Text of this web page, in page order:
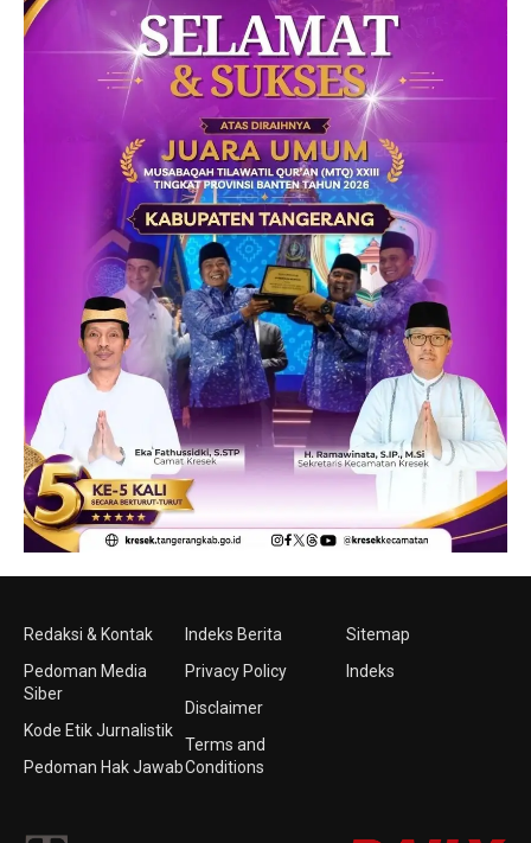
Redaksi & Kontak
Pedoman Media
Siber
Kode Etik Jurnalistik
Pedoman Hak Jawab
Indeks Berita
Privacy Policy
Disclaimer
Terms and
Conditions
Sitemap
Indeks